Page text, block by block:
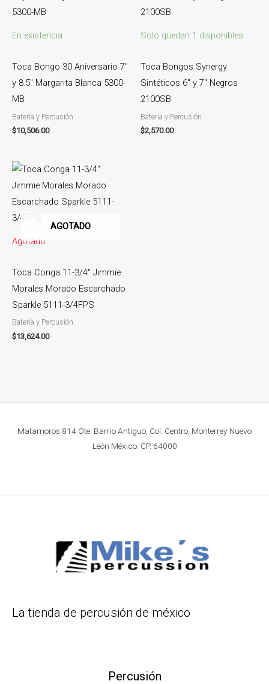
En existencia
Toca Bongo 30 Aniversario 7″
y 8.5″ Margarita Blanca 5300-
MB
Batería y Percusión
$10,506.00
Solo quedan 1 disponibles
Toca Bongos Synergy
Sintéticos 6″ y 7″ Negros
2100SB
Batería y Percusión
$2,570.00
AGOTADO
Agotado
Toca Conga 11-3/4″ Jimmie
Morales Morado Escarchado
Sparkle 5111-3/4FPS
Batería y Percusión
$13,624.00
Matamoros 814 Ote. Barrio Antiguo, Col. Centro, Monterrey Nuevo
León México. CP. 64000
La tienda de percusión de méxico
Percusión